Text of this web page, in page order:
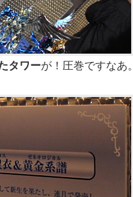
タワーが！圧巻ですなあ。